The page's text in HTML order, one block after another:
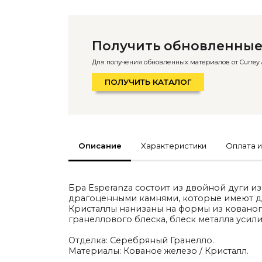
Мебель по назначению
INTERRA — Soft Modern
ARTOPIA — Mid-Century
Все коллекции мебели
Подбор, производство и комплектация по вашему дизайн-проекту
Получить
Для получения обновленных материалов от Currey
ПОЛУЧИТЬ КАТАЛОГ
Описание Характеристики Оплата
Бра Esperanza состоит из двойной дуги
драгоценными камнями, которые имеют
Кристаллы нанизаны на формы из
гранеллового блеска, блеск металла
Отделка: Серебряный Гранелло.
Материалы: Кованое железо / Кристалл.